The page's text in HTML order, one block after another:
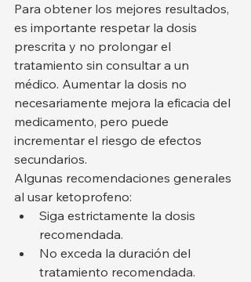
Para obtener los mejores resultados,
es importante respetar la dosis
prescrita y no prolongar el
tratamiento sin consultar a un
médico. Aumentar la dosis no
necesariamente mejora la eficacia del
medicamento, pero puede
incrementar el riesgo de efectos
secundarios.
Algunas recomendaciones generales
al usar ketoprofeno:
Siga estrictamente la dosis
recomendada.
No exceda la duración del
tratamiento recomendada.